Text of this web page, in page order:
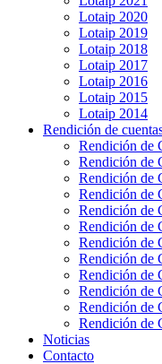
Lotaip 2020
Lotaip 2019
Lotaip 2018
Lotaip 2017
Lotaip 2016
Lotaip 2015
Lotaip 2014
Rendición de
Rendición de
Rendición de
Rendición de
Rendición de
Rendición de
Rendición de
Rendición de
Rendición de
Rendición de
Rendición de
Rendición de
Rendición de
Noticias
Contacto